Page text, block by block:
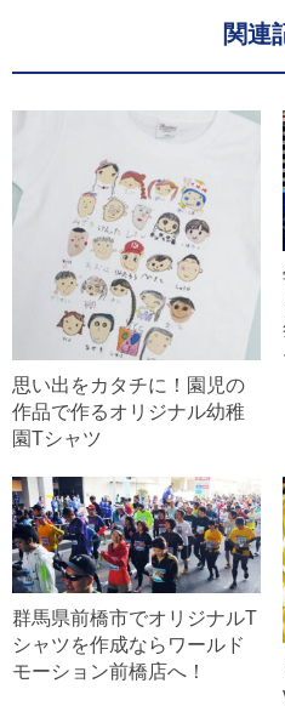
関連
思い出をカタチに！園児の
作品で作るオリジナル幼稚
園Tシャツ
群馬県前橋市でオリジナルT
シャツを作成ならワールド
モーション前橋店へ！